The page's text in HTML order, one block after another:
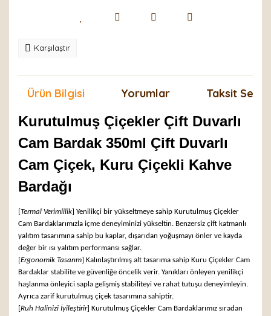
Karşılaştır
Ürün Bilgisi Yorumlar Taksit
Kurutulmuş Çiçekler Çift Duvarlı
Cam Bardak 350ml Çift Duvarlı
Cam Çiçek, Kuru Çiçekli Kahve
Bardağı
Termal Verimlilik ] Yenilikçi bir yükseltmeye sahip Kurutulmuş Çiçekler
Cam Bardaklarımızla içme deneyiminizi yükseltin. Benzersiz çift katmanlı
yalıtım tasarımına sahip bu kaplar, dışarıdan yoğuşmayı önler ve kayda
değer bir ısı yalıtım performansı sağlar.
Ergonomik Tasarım ] Kalınlaştırılmış alt tasarıma sahip Kuru Çiçekler Cam
Bardaklar stabilite ve güvenliğe öncelik verir. Yanıkları önleyen yenilikçi
haşlanma önleyici sapla gelişmiş stabiliteyi ve rahat tutuşu deneyimleyin.
Ayrıca zarif kurutulmuş çiçek tasarımına sahiptir.
Ruh Halinizi İyileştirir] Kurutulmuş Çiçekler Cam Bardaklarımız sıradan